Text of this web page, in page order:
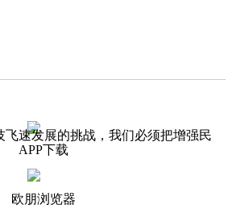
APP下载
欧朋浏览器
速发展的挑战，我们必须把增强民